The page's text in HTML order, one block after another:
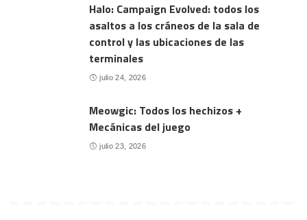
Halo: Campaign Evolved: todos los
asaltos a los cráneos de la sala de
control y las ubicaciones de las
terminales
julio 24, 2026
Meowgic: Todos los hechizos +
Mecánicas del juego
julio 23, 2026